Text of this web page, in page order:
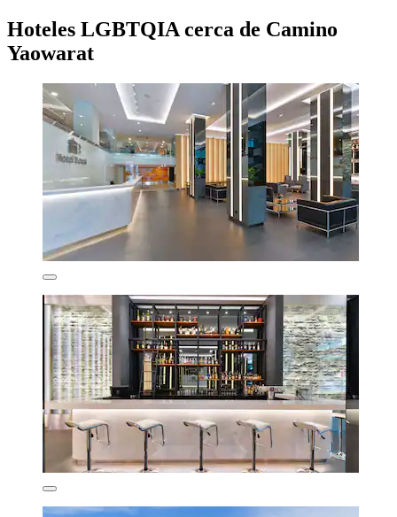
Hoteles LGBTQIA cerca de Camino
Yaowarat